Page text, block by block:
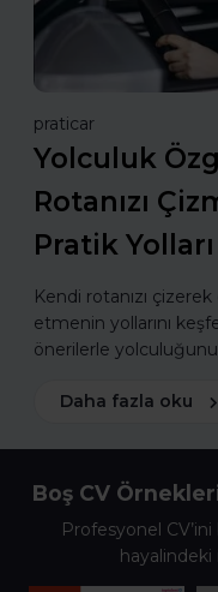
praticar
Yolculuk
Rotanızı
Pratik Yolları
Kendi rotanızı
etmenin yollarını
önerilerle
Daha fazla oku
Boş CV
Profesyonel
hayalindeki